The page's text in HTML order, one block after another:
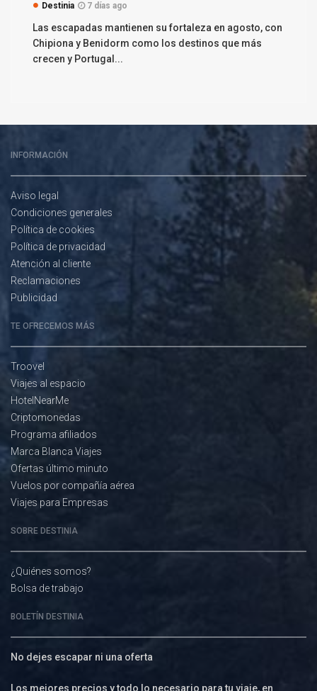
Destinia 7 días ago
Las escapadas mantienen su fortaleza en agosto, con
Chipiona y Benidorm como los destinos que más
crecen y Portugal...
INFORMACIÓN
Aviso legal
Condiciones generales
Política de cookies
Política de privacidad
Atención al cliente
Reclamaciones
Publicidad
TE OFRECEMOS MÁS
Troovel
Viajes al espacio
HotelNearMe
Criptomonedas
Programa afiliados
Marca Blanca Viajes
Ofertas último minuto
Vuelos por compañía aérea
Viajes para Empresas
SOBRE DESTINIA
¿Quiénes somos?
Bolsa de trabajo
BOLETÍN DESTINIA
No dejes escapar ni una oferta
Los mejores precios y todo lo necesario para tu viaje, en